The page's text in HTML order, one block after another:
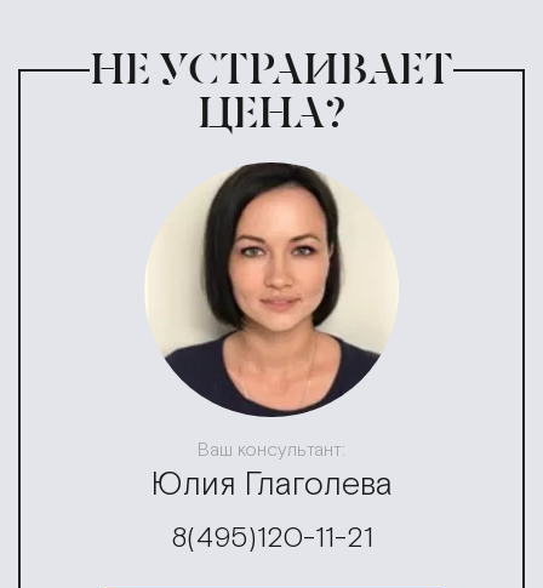
НЕ УСТРАИВАЕТ
ЦЕНА?
Ваш консультант:
Юлия Глаголева
8(495)120-11-21